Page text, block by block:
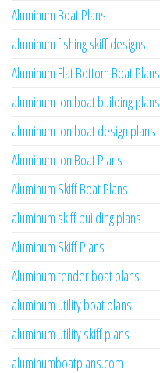
Aluminum Boat Plans
aluminum fishing skiff designs
Aluminum Flat Bottom Boat Plans
aluminum jon boat building plans
aluminum jon boat design plans
Aluminum Jon Boat Plans
Aluminum Skiff Boat Plans
aluminum skiff building plans
Aluminum Skiff Plans
Aluminum tender boat plans
aluminum utility boat plans
aluminum utility skiff plans
aluminumboatplans.com